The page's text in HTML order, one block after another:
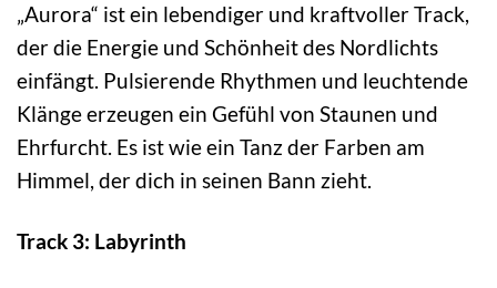
„Aurora“ ist ein lebendiger und kraftvoller Track,
der die Energie und Schönheit des Nordlichts
einfängt. Pulsierende Rhythmen und leuchtende
Klänge erzeugen ein Gefühl von Staunen und
Ehrfurcht. Es ist wie ein Tanz der Farben am
Himmel, der dich in seinen Bann zieht.
Track 3: Labyrinth